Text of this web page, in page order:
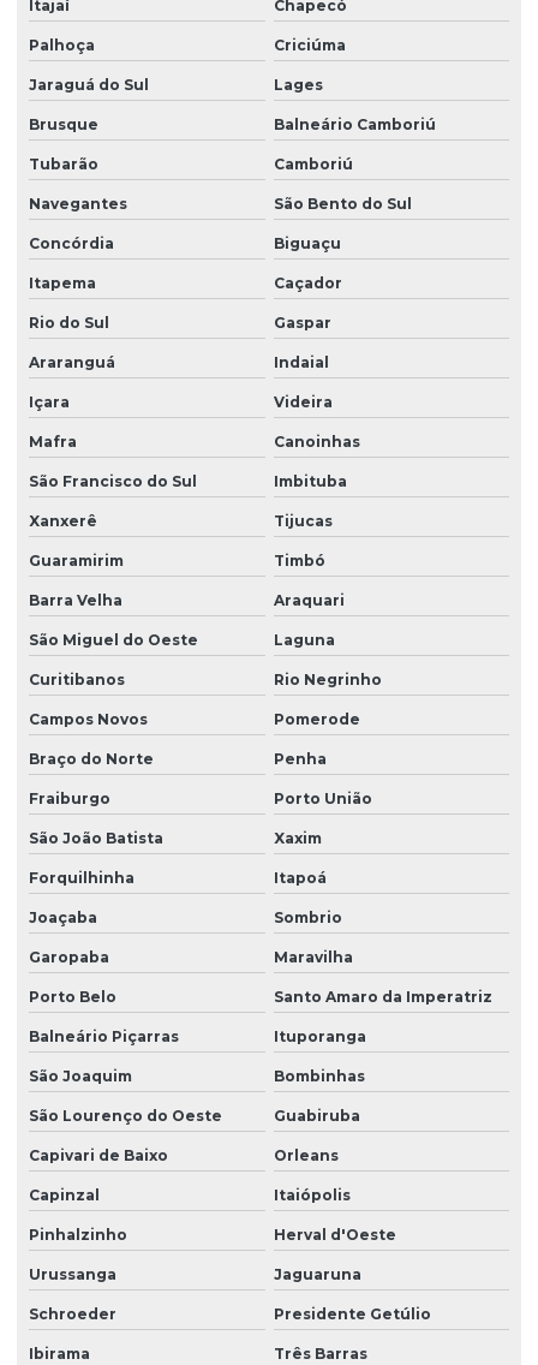
Projeto esgoto sanitário residencial
Projeto de estrutura de concreto
Projeto estrutural alvenaria
Projeto estrutural apartamento
Projeto estrutural bloco de concreto
Projeto estrutural completo em sp
Projeto estrutural em concreto armado
Projeto estrutural de concreto armado e fundações
Projeto estrutural de concreto armado para prédios
Projeto estrutural em concreto armado em sc
Projeto estrutural em concreto protendido
Projeto estrutural construção civil
Projeto estrutural de edifícios de concreto armado
Projeto estrutural para empresas de construção
Projeto estrutural de galpão
Projeto estrutural de galpão em concreto armado
Projeto estrutural de piscina
Projeto estrutural de piscina em concreto armado
Projeto estrutural residencial
Projeto estrutural em são paulo
Projeto estrutural em sc
Projeto estrutural de sobrado
Projeto de estruturas em concreto armado
Projeto executivo hidrossanitário
Projeto de fundação
Projeto fundação de casa
Itajaí Chapecó
Palhoça Criciúma
Jaraguá do Sul Lages
Brusque Balneário Camboriú
Tubarão Camboriú
Navegantes São Bento do Sul
Concórdia Biguaçu
Itapema Caçador
Rio do Sul Gaspar
Araranguá Indaial
Içara Videira
Mafra Canoinhas
São Francisco do Sul Imbituba
Xanxerê Tijucas
Guaramirim Timbó
Barra Velha Araquari
São Miguel do Oeste Laguna
Curitibanos Rio Negrinho
Campos Novos Pomerode
Braço do Norte Penha
Fraiburgo Porto União
São João Batista Xaxim
Forquilhinha Itapoá
Joaçaba Sombrio
Garopaba Maravilha
Porto Belo Santo Amaro da Imperatriz
Balneário Piçarras Ituporanga
São Joaquim Bombinhas
São Lourenço do Oeste Guabiruba
Capivari de Baixo Orleans
Capinzal Itaiópolis
Pinhalzinho Herval d'Oeste
Urussanga Jaguaruna
Schroeder Presidente Getúlio
Ibirama Três Barras